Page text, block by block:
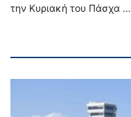
την Κυριακή του Πάσχα …